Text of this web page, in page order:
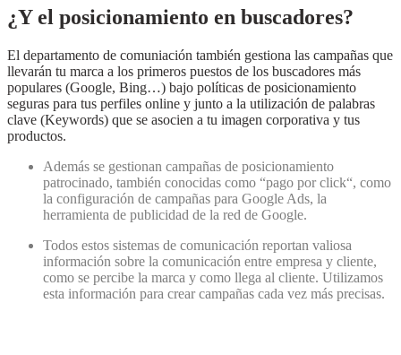
¿Y el posicionamiento en buscadores?
El departamento de comuniación también gestiona las campañas que
llevarán tu marca a los primeros puestos de los buscadores más
populares (Google, Bing…) bajo políticas de posicionamiento
seguras para tus perfiles online y junto a la utilización de palabras
clave (Keywords) que se asocien a tu imagen corporativa y tus
productos.
Además se gestionan campañas de posicionamiento
patrocinado, también conocidas como “pago por click“, como
la configuración de campañas para Google Ads, la
herramienta de publicidad de la red de Google.
Todos estos sistemas de comunicación reportan valiosa
información sobre la comunicación entre empresa y cliente,
como se percibe la marca y como llega al cliente. Utilizamos
esta información para crear campañas cada vez más precisas.